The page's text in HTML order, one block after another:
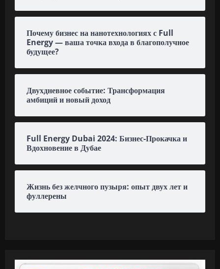
Почему бизнес на нанотехнологиях с Full
Energy — ваша точка входа в благополучное
будущее?
Двухдневное событие: Трансформация
амбиций и новый доход
Full Energy Dubai 2024: Бизнес-Прокачка и
Вдохновение в Дубае
Жизнь без желчного пузыря: опыт двух лет и
фуллерены